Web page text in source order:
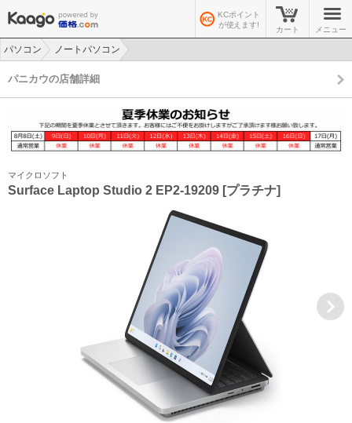
KCポイント
が使えます!
カート メニュー
パソコン
ノートパソコン
パニカウの店舗詳細
マイクロソフト
Surface Laptop Studio 2 EP2-19209 [プラチナ]